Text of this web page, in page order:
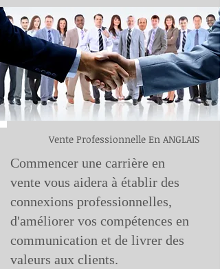
Vente Professionnelle En ANGLAIS
Commencer une carrière en
vente vous aidera à établir des
connexions professionnelles,
d'améliorer vos compétences en
communication et de livrer des
valeurs aux clients.